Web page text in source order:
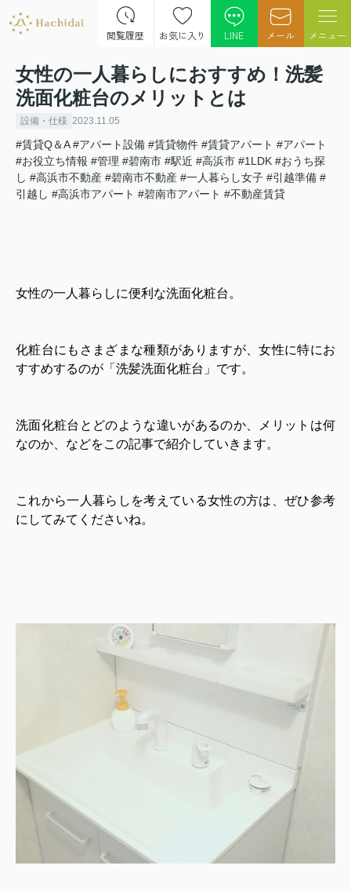
閲覧履歴 お気に入り LINE メール メニュー
女性の一人暮らしにおすすめ！洗髪
洗面化粧台のメリットとは
設備・仕様 2023.11.05
#賃貸Q＆A #アパート設備 #賃貸物件 #賃貸アパート #アパート
#お役立ち情報 #管理 #碧南市 #駅近 #高浜市 #1LDK #おうち探
し #高浜市不動産 #碧南市不動産 #一人暮らし女子 #引越準備 #
引越し #高浜市アパート #碧南市アパート #不動産賃貸
女性の一人暮らしに便利な洗面化粧台。
化粧台にもさまざまな種類がありますが、女性に特にお
すすめするのが「洗髪洗面化粧台」です。
洗面化粧台とどのような違いがあるのか、メリットは何
なのか、などをこの記事で紹介していきます。
これから一人暮らしを考えている女性の方は、ぜひ参考
にしてみてくださいね。